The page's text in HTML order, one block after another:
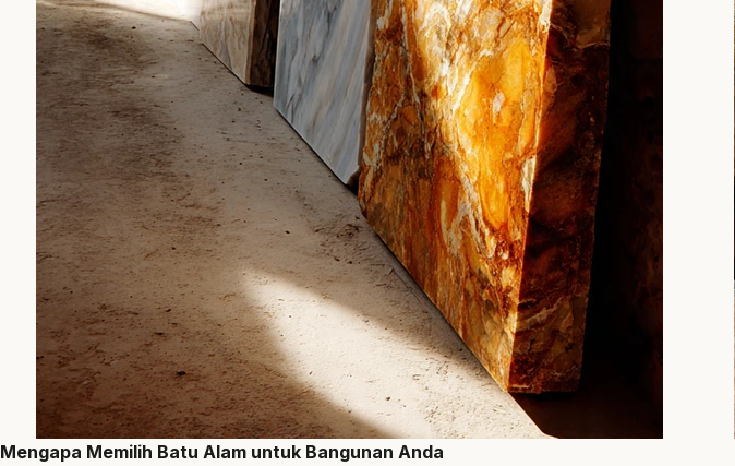
Mengapa Memilih Batu Alam untuk Bangunan Anda